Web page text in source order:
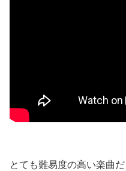
とても難易度の高い楽曲